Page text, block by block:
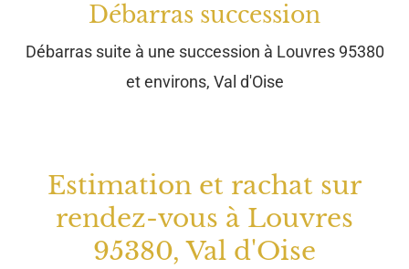
Débarras succession
Débarras suite à une succession à Louvres 95380
et environs, Val d'Oise
Estimation et rachat sur
rendez-vous à Louvres
95380, Val d'Oise